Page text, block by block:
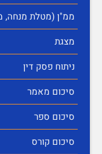
ממ"ן (מטלת מנחה,
מצגת
ניתוח פסק דין
סיכום מאמר
סיכום ספר
סיכום קורס